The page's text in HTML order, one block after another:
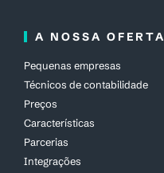
A NOSSA OFERTA
Pequenas empresas
Técnicos de contabilidade
Preços
Características
Parcerias
Integrações